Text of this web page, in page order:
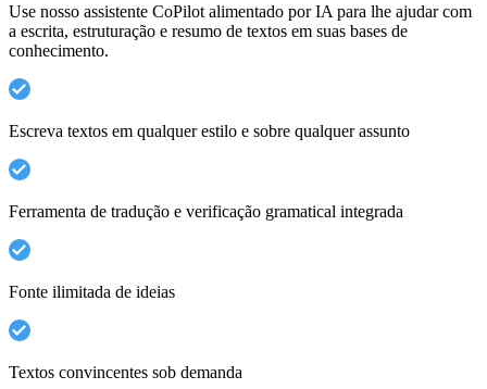
Use nosso assistente CoPilot alimentado por IA para lhe ajudar com
a escrita, estruturação e resumo de textos em suas bases de
conhecimento.
Escreva textos em qualquer estilo e sobre qualquer assunto
Ferramenta de tradução e verificação gramatical integrada
Fonte ilimitada de ideias
Textos convincentes sob demanda